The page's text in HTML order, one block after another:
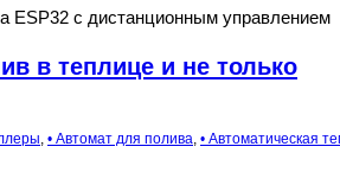
ESP32 с дистанционным управлением
в теплице и не только
• Автомат для полива • Автоматическая